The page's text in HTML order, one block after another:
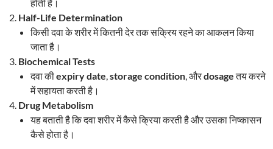
होती है।
Half-Life Determination
किसी दवा के शरीर में कितनी देर तक सक्रिय रहने का आकलन किया
जाता है।
Biochemical Tests
दवा कीexpiry date,storage condition, औरdosageतय करने
में सहायता करती है।
Drug Metabolism
यह बताती है कि दवा शरीर में कैसे क्रिया करती है और उसका निष्कासन
कैसे होता है।